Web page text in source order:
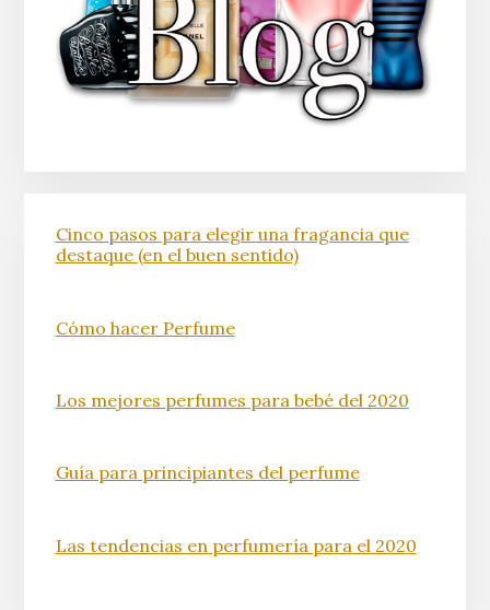
Cinco pasos para elegir una fragancia que
destaque (en el buen sentido)
Cómo hacer Perfume
Los mejores perfumes para bebé del 2020
Guía para principiantes del perfume
Las tendencias en perfumería para el 2020